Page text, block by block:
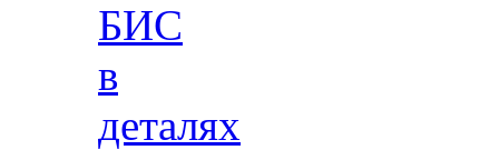
БИС
в
деталях